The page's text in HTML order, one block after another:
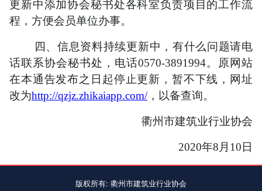
更新中添加协会秘书处各科室负责项目的工作流
程，方便会员单位办事。
四、信息资料持续更新中，有什么问题请电
话联系协会秘书处，电话0570-3891994。原网站
在本通告发布之日起停止更新，暂不下线，网址
改为http://qzjz.zhikaiapp.com/，以备查询。
衢州市建筑业行业协会
2020年8月10日
版权所有: 衢州市建筑业行业协会